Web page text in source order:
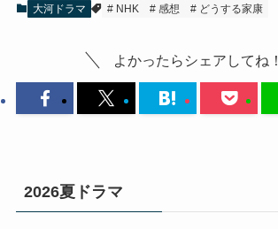
大河ドラマ NHK 感想 どうする家康
よかったらシェアしてね！
2026夏ドラマ